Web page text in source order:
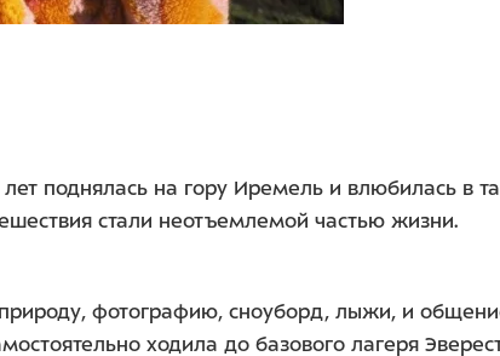
поднялась на гору Иремель и влюбилась в
стали неотъемлемой частью жизни.
фотографию, сноуборд, лыжи, и
ходила до базового лагеря